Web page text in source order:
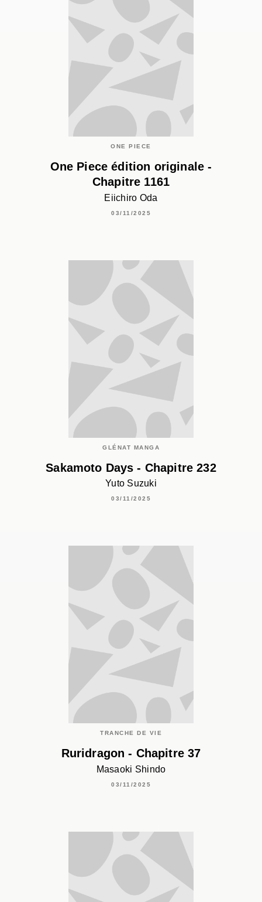
ONE PIECE
One Piece édition originale -
Chapitre 1161
Eiichiro Oda
03/11/2025
GLÉNAT MANGA
Sakamoto Days - Chapitre 232
Yuto Suzuki
03/11/2025
TRANCHE DE VIE
Ruridragon - Chapitre 37
Masaoki Shindo
03/11/2025